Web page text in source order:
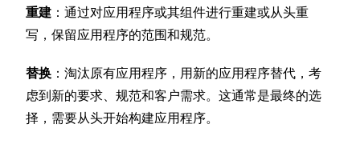
重建 ：通过对应用程序或其组件进行重建或从头重
写，保留应用程序的范围和规范。
替换 ：淘汰原有应用程序，用新的应用程序替代，考
虑到新的要求、规范和客户需求。这通常是最终的选
择，需要从头开始构建应用程序。